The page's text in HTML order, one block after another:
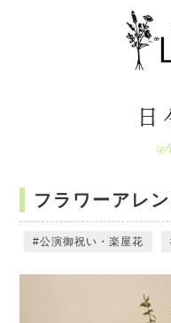
日
フラワーアレ
公演御祝い・楽屋花